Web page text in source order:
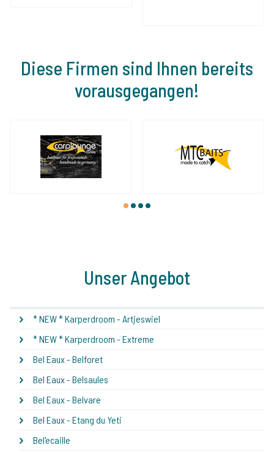
Diese Firmen sind Ihnen bereits
vorausgegangen!
1 2 3 4
Unser Angebot
* NEW * Karperdroom - Artjeswiel
* NEW * Karperdroom - Extreme
Bel Eaux - Belforet
Bel Eaux - Belsaules
Bel Eaux - Belvare
Bel Eaux - Etang du Yeti
Bel'ecaille